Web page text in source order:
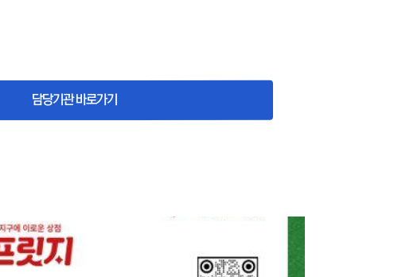
담당기관 바로가기